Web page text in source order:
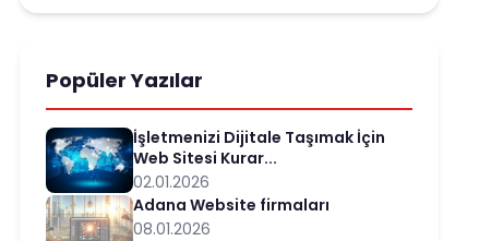
Popüler Yazılar
İşletmenizi Dijitale Taşımak İçin
Web Sitesi Kurar...
02.01.2026
Adana Website firmaları
08.01.2026